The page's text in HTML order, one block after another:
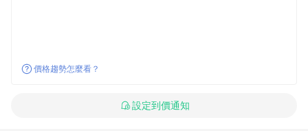
價格趨勢怎麼看？
設定到價通知